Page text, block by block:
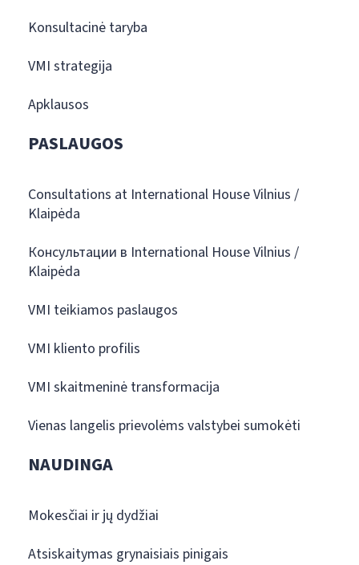
Konsultacinė taryba
VMI strategija
Apklausos
PASLAUGOS
Consultations at International House Vilnius /
Klaipėda
Консультации в International House Vilnius /
Klaipėda
VMI teikiamos paslaugos
VMI kliento profilis
VMI skaitmeninė transformacija
Vienas langelis prievolėms valstybei sumokėti
NAUDINGA
Mokesčiai ir jų dydžiai
Atsiskaitymas grynaisiais pinigais